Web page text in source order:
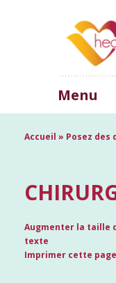
Menu
Accueil » Posez des
Augmenter la taille
texte
Imprimer cette page